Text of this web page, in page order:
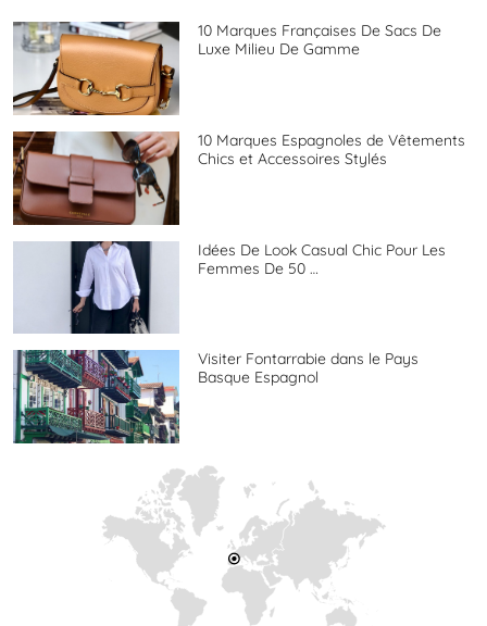
10 Marques Françaises De Sacs De
Luxe Milieu De Gamme
10 Marques Espagnoles de Vêtements
Chics et Accessoires Stylés
Idées De Look Casual Chic Pour Les
Femmes De 50 …
Visiter Fontarrabie dans le Pays
Basque Espagnol